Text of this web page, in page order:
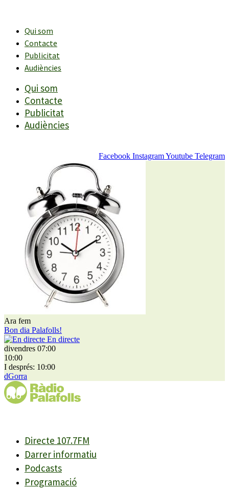
contingutQui som
Contacte
Publicitat
Audiències
Qui som
Contacte
Publicitat
Audiències
Facebook InstagramYoutube Telegram
Ara fem
Bon dia Palafolls!
En directe
divendres 07:00
10:00
I després: 10:00
dGorra
Directe 107.7FM
Darrer informatiu
Podcasts
Programació